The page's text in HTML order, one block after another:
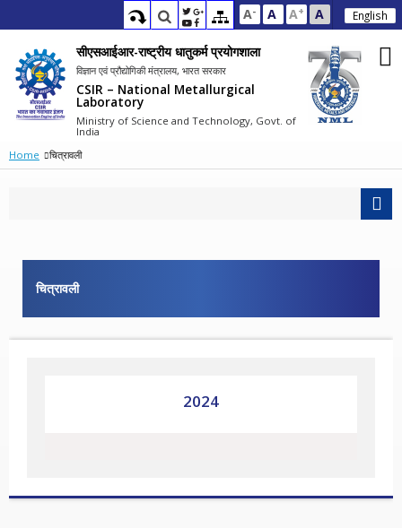
A- A A+ A English
सीएसआईआर-राष्ट्रीय धातुकर्म प्रयोगशाला
विज्ञान एवं प्रौद्योगिकी मंत्रालय, भारत सरकार
CSIR – National Metallurgical
Laboratory
Ministry of Science and Technology, Govt. of
India
Home
चित्रावली
चित्रावली
2024